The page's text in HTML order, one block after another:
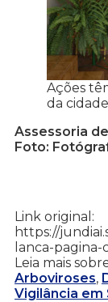
Ações
da cidade
Assessoria
Foto:
Link original:
https://
lanca-
Leia mais
Arboviroses,
Vigilância em